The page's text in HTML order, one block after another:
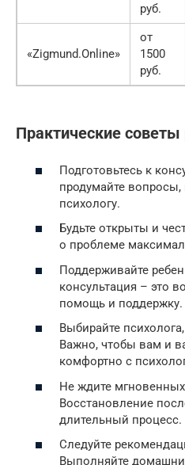
руб.
«Zigmund.Online»
от
1500
руб.
Практические
Подготовьтесь к
продумайте вопросы,
психологу.
Будьте открыты и
о проблеме
Поддерживайте
консультация – это
помощь и поддержку.
Выбирайте
Важно, чтобы вам и
комфортно с
Не ждите мгновенных
Восстановление
длительный процесс.
Следуйте
Выполняйте